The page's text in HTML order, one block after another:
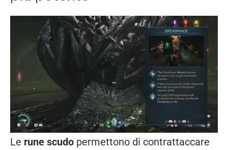
Le rune scudo permettono di contrattaccare